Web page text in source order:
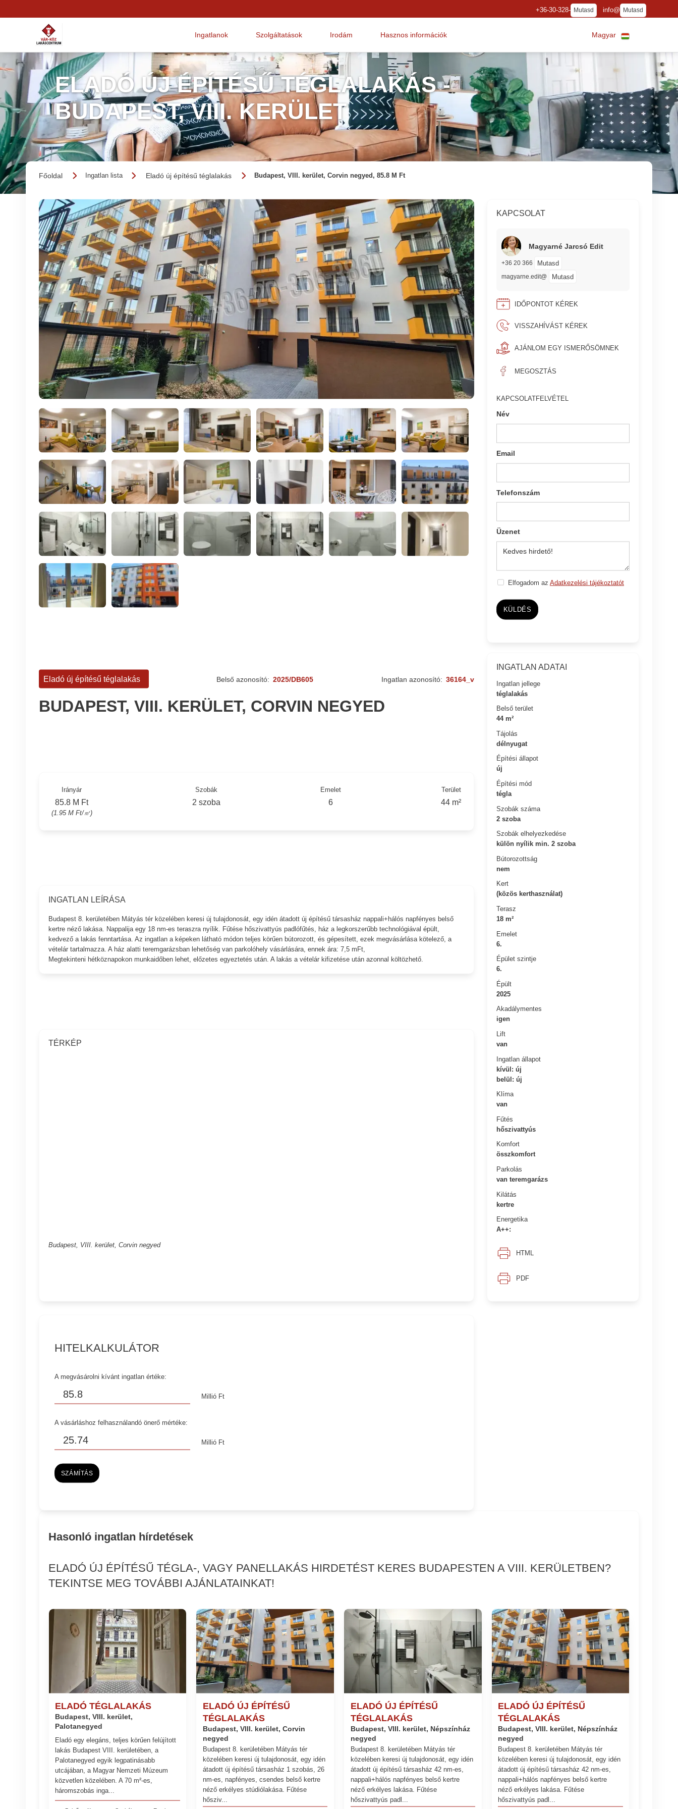
+36-30-328- Mutasd info@ Mutasd
Ingatlanok Szolgáltatások Irodám Hasznos információk Magyar
ELADÓ ÚJ ÉPÍTÉSŰ TÉGLALAKÁS -
BUDAPEST, VIII. KERÜLET
Főoldal Ingatlan lista Eladó új építésű téglalakás Budapest, VIII. kerület, Corvin negyed, 85.8 M Ft
KAPCSOLAT
Magyarné Jarcsó Edit
+36 20 366 Mutasd
magyarne.edit@ Mutasd
IDŐPONTOT KÉREK
VISSZAHÍVÁST KÉREK
AJÁNLOM EGY ISMERŐSÖMNEK
MEGOSZTÁS
KAPCSOLATFELVÉTEL
Név
Email
Telefonszám
Üzenet
Elfogadom az Adatkezelési tájékoztatót
KÜLDÉS
INGATLAN ADATAI
Ingatlan jellege
téglalakás
Belső terület
44 m²
Tájolás
délnyugat
Építési állapot
új
Építési mód
tégla
Szobák száma
2 szoba
Szobák elhelyezkedése
külön nyílik min. 2 szoba
Bútorozottság
nem
Kert
(közös kerthasználat)
Terasz
18 m²
Emelet
6.
Épület szintje
6.
Épült
2025
Akadálymentes
igen
Lift
van
Ingatlan állapot
kívül: új
belül: új
Klíma
van
Fűtés
hőszivattyús
Komfort
összkomfort
Parkolás
van teremgarázs
Kilátás
kertre
Energetika
A++:
HTML
PDF
Eladó új építésű téglalakás Belső azonosító: 2025/DB605 Ingatlan azonosító: 36164_v
BUDAPEST, VIII. KERÜLET, CORVIN NEGYED
Irányár
85.8 M Ft
(1.95 M Ft/㎡)
Szobák
2 szoba
Emelet
6
Terület
44 m²
INGATLAN LEÍRÁSA
Budapest 8. kerületében Mátyás tér közelében keresi új tulajdonosát, egy idén átadott új építésű társasház nappali+hálós napfényes belső
kertre néző lakása. Nappalija egy 18 nm-es teraszra nyílik. Fűtése hőszivattyús padlófűtés, ház a legkorszerűbb technológiával épült,
kedvező a lakás fenntartása. Az ingatlan a képeken látható módon teljes körűen bútorozott, és gépesített, ezek megvásárlása kötelező, a
vételár tartalmazza. A ház alatti teremgarázsban lehetőség van parkolóhely vásárlására, ennek ára: 7,5 mFt,
Megtekinteni hétköznapokon munkaidőben lehet, előzetes egyeztetés után. A lakás a vételár kifizetése után azonnal költözhető.
TÉRKÉP
Budapest, VIII. kerület, Corvin negyed
HITELKALKULÁTOR
A megvásárolni kívánt ingatlan értéke:
Millió Ft
A vásárláshoz felhasználandó önerő mértéke:
Millió Ft
SZÁMÍTÁS
Hasonló ingatlan hírdetések
ELADÓ ÚJ ÉPÍTÉSŰ TÉGLA-, VAGY PANELLAKÁS HIRDETÉST KERES BUDAPESTEN A VIII. KERÜLETBEN?
TEKINTSE MEG TOVÁBBI AJÁNLATAINKAT!
ELADÓ TÉGLALAKÁS
Budapest, VIII. kerület,
Palotanegyed
Eladó egy elegáns, teljes körűen felújított
lakás Budapest VIII. kerületében, a
Palotanegyed egyik legpatinásabb
utcájában, a Magyar Nemzeti Múzeum
közvetlen közelében. A 70 m²-es,
háromszobás inga...
ELADÓ ÚJ ÉPÍTÉSŰ
TÉGLALAKÁS
Budapest, VIII. kerület, Corvin
negyed
Budapest 8. kerületében Mátyás tér
közelében keresi új tulajdonosát, egy idén
átadott új építésű társasház 1 szobás, 26
nm-es, napfényes, csendes belső kertre
néző erkélyes stúdiólakása. Fűtése
hősziv...
ELADÓ ÚJ ÉPÍTÉSŰ
TÉGLALAKÁS
Budapest, VIII. kerület, Népszínház
negyed
Budapest 8. kerületében Mátyás tér
közelében keresi új tulajdonosát, egy idén
átadott új építésű társasház 42 nm-es,
nappali+hálós napfényes belső kertre
néző erkélyes lakása. Fűtése
hőszivattyús padl...
ELADÓ ÚJ ÉPÍTÉSŰ
TÉGLALAKÁS
Budapest, VIII. kerület, Népszínház
negyed
Budapest 8. kerületében Mátyás tér
közelében keresi új tulajdonosát, egy idén
átadott új építésű társasház 42 nm-es,
nappali+hálós napfényes belső kertre
néző erkélyes lakása. Fűtése
hőszivattyús padl...